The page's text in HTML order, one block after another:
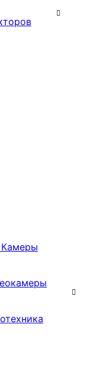
Камеры